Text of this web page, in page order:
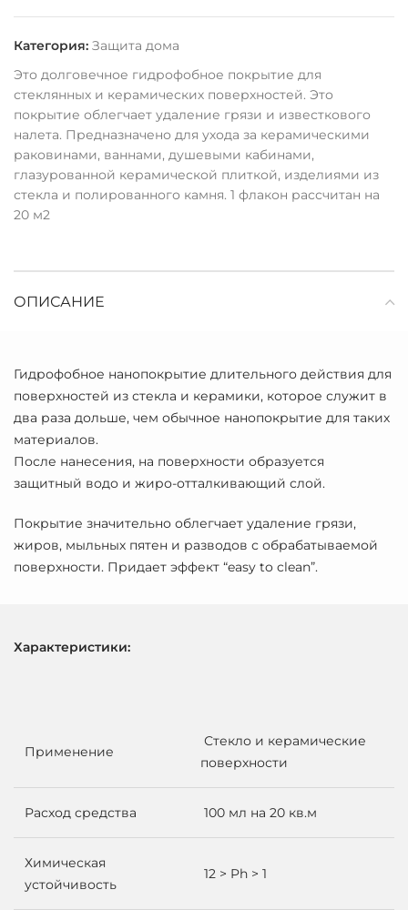
Категория: Защита дома
Это долговечное гидрофобное покрытие для
стеклянных и керамических поверхностей. Это
покрытие облегчает удаление грязи и известкового
налета. Предназначено для ухода за керамическими
раковинами, ваннами, душевыми кабинами,
глазурованной керамической плиткой, изделиями из
стекла и полированного камня. 1 флакон рассчитан на
20 м2
ОПИСАНИЕ
Гидрофобное нанопокрытие длительного действия для
поверхностей из стекла и керамики, которое служит в
два раза дольше, чем обычное нанопокрытие для таких
материалов.
После нанесения, на поверхности образуется
защитный водо и жиро-отталкивающий слой.
Покрытие значительно облегчает удаление грязи,
жиров, мыльных пятен и разводов с обрабатываемой
поверхности. Придает эффект “easy to clean”.
Характеристики:
Применение
Стекло и керамические
поверхности
Расход средства 100 мл на 20 кв.м
Химическая
устойчивость
12 > Ph > 1